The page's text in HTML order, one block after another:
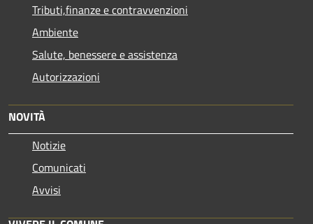
Tributi,finanze e contravvenzioni
Ambiente
Salute, benessere e assistenza
Autorizzazioni
NOVITÀ
Notizie
Comunicati
Avvisi